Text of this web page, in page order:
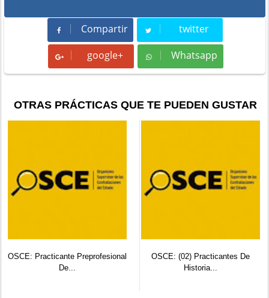
Compartir
Compartir twitter
Tweet
google+ Whatsapp
Whatsapp
OTRAS PRÁCTICAS QUE TE PUEDEN GUSTAR
OSCE: Practicante Preprofesional
De...
OSCE: (02) Practicantes De
Historia...